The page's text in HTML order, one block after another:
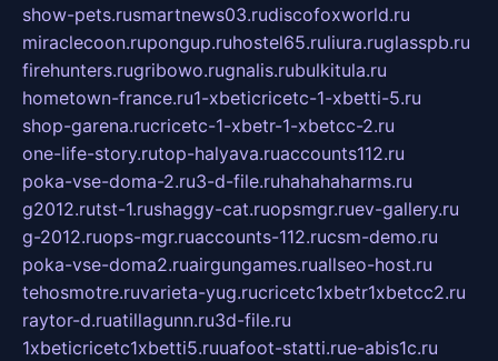
show-pets.rusmartnews03.rudiscofoxworld.ru
miraclecoon.rupongup.ruhostel65.ruliura.ruglasspb.ru
firehunters.rugribowo.rugnalis.rubulkitula.ru
hometown-france.ru1-xbeticricetc-1-xbetti-5.ru
shop-garena.rucricetc-1-xbetr-1-xbetcc-2.ru
one-life-story.rutop-halyava.ruaccounts112.ru
poka-vse-doma-2.ru3-d-file.ruhahahaharms.ru
g2012.rutst-1.rushaggy-cat.ruopsmgr.ruev-gallery.ru
g-2012.ruops-mgr.ruaccounts-112.rucsm-demo.ru
poka-vse-doma2.ruairgungames.ruallseo-host.ru
tehosmotre.ruvarieta-yug.rucricetc1xbetr1xbetcc2.ru
raytor-d.ruatillagunn.ru3d-file.ru
1xbeticricetc1xbetti5.ruuafoot-statti.rue-abis1c.ru